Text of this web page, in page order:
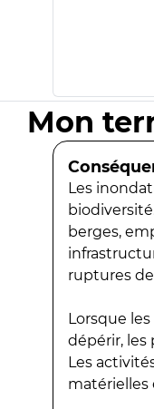
Mon
Les
berges,
ruptures
Lorsque
dépérir, les
Les
matérielles